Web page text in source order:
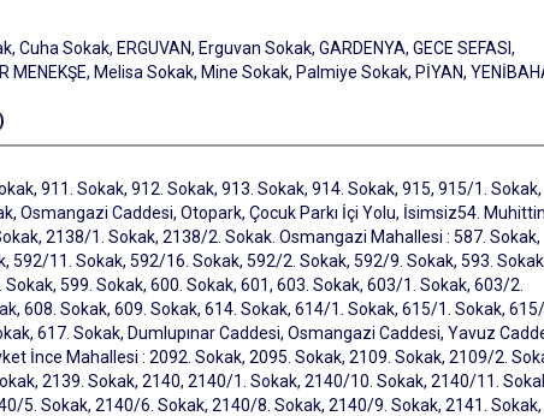
Sokak, ERGUVAN, Erguvan Sokak, GARDENYA, GECE SEFASI,
MENEKŞE, Melisa Sokak, Mine Sokak, Palmiye Sokak, PİYAN,
911. Sokak, 912. Sokak, 913. Sokak, 914. Sokak, 915, 915/1. Sokak,
Osmangazi Caddesi, Otopark, Çocuk Parkı İçi Yolu, İsimsiz54. Muhittin
2138/1. Sokak, 2138/2. Sokak. Osmangazi Mahallesi : 587. Sokak,
592/11. Sokak, 592/16. Sokak, 592/2. Sokak, 592/9. Sokak, 593.
599. Sokak, 600. Sokak, 601, 603. Sokak, 603/1. Sokak, 603/2.
608. Sokak, 609. Sokak, 614. Sokak, 614/1. Sokak, 615/1. Sokak, 615/
617. Sokak, Dumlupınar Caddesi, Osmangazi Caddesi, Yavuz
İnce Mahallesi : 2092. Sokak, 2095. Sokak, 2109. Sokak, 2109/2.
2139. Sokak, 2140, 2140/1. Sokak, 2140/10. Sokak, 2140/11.
5. Sokak, 2140/6. Sokak, 2140/8. Sokak, 2140/9. Sokak, 2141. Sokak,